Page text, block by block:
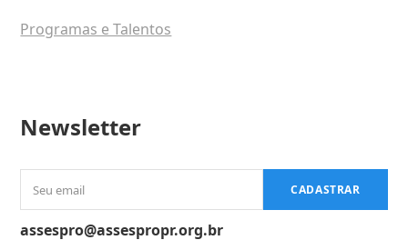
Programas e Talentos
Newsletter
email
CADASTRAR
assespro@assespropr.org.br